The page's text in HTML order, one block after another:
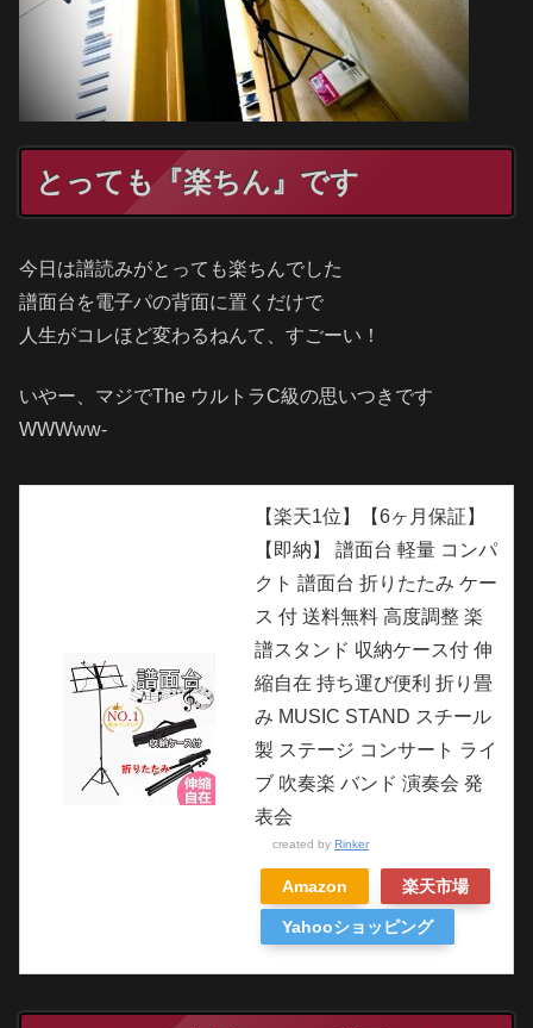
とっても『楽ちん』です
今日は譜読みがとっても楽ちんでした
譜面台を電子パの背面に置くだけで
人生がコレほど変わるねんて、すごーい！
いやー、マジでThe ウルトラC級の思いつきです
WWWww-
【楽天1位】【6ヶ月保証】
【即納】 譜面台 軽量 コンパ
クト 譜面台 折りたたみ ケー
ス 付 送料無料 高度調整 楽
譜スタンド 収納ケース付 伸
縮自在 持ち運び便利 折り畳
み MUSIC STAND スチール
製 ステージ コンサート ライ
ブ 吹奏楽 バンド 演奏会 発
表会
created by Rinker
Amazon 楽天市場
Yahooショッピング